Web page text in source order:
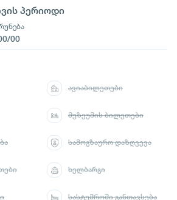
პერიოდი
00
ავიაბილეთები
მუზეუმის ბილეთები
სამოგზაურო დაზღვევა
ხელბარგი
სასტუმროში განთავსება